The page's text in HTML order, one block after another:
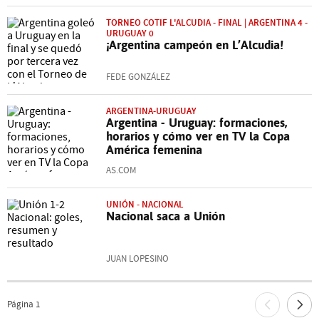
TORNEO COTIF L'ALCUDIA - FINAL | ARGENTINA 4 -
URUGUAY 0
¡Argentina campeón en L’Alcudia!
FEDE GONZÁLEZ
ARGENTINA-URUGUAY
Argentina - Uruguay: formaciones,
horarios y cómo ver en TV la Copa
América femenina
AS.COM
UNIÓN - NACIONAL
Nacional saca a Unión
JUAN LOPESINO
Página 1